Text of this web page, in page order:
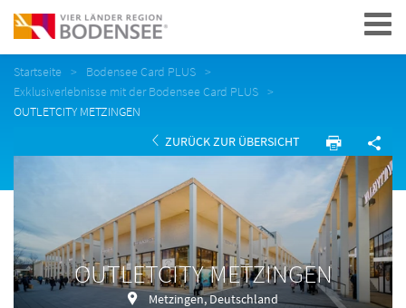
Navigation
Startseite
Bodensee Card PLUS
Exklusiverlebnisse mit der Bodensee Card PLUS
OUTLETCITY METZINGEN
ZURÜCK ZUR ÜBERSICHT
OUTLETCITY METZINGEN
Metzingen, Deutschland